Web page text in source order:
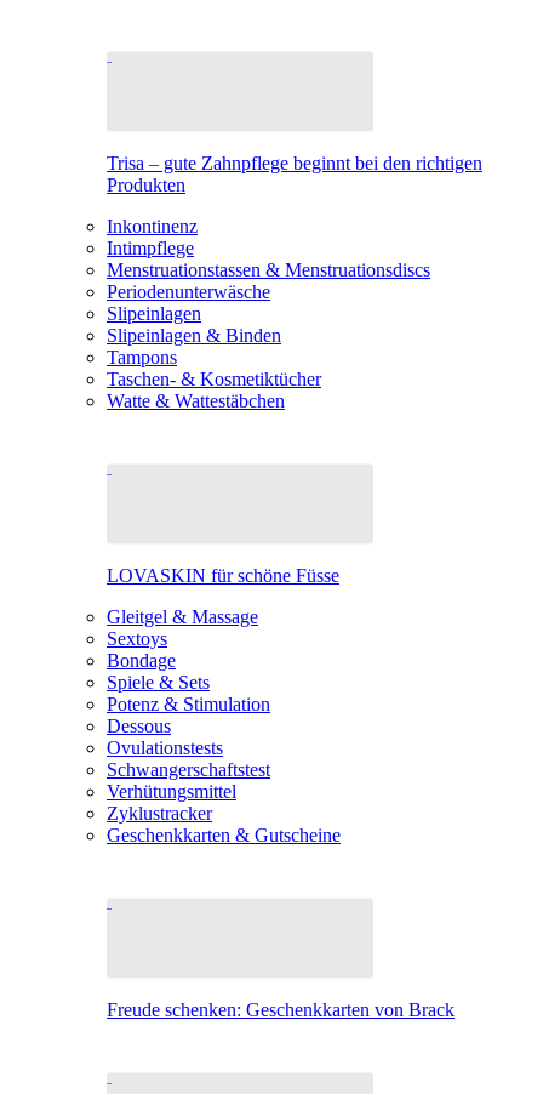
Trisa – gute Zahnpflege beginnt bei den richtigen
Produkten
Inkontinenz
Intimpflege
Menstruationstassen & Menstruationsdiscs
Periodenunterwäsche
Slipeinlagen
Slipeinlagen & Binden
Tampons
Taschen- & Kosmetiktücher
Watte & Wattestäbchen
LOVASKIN für schöne Füsse
Gleitgel & Massage
Sextoys
Bondage
Spiele & Sets
Potenz & Stimulation
Dessous
Ovulationstests
Schwangerschaftstest
Verhütungsmittel
Zyklustracker
Geschenkkarten & Gutscheine
Freude schenken: Geschenkkarten von Brack